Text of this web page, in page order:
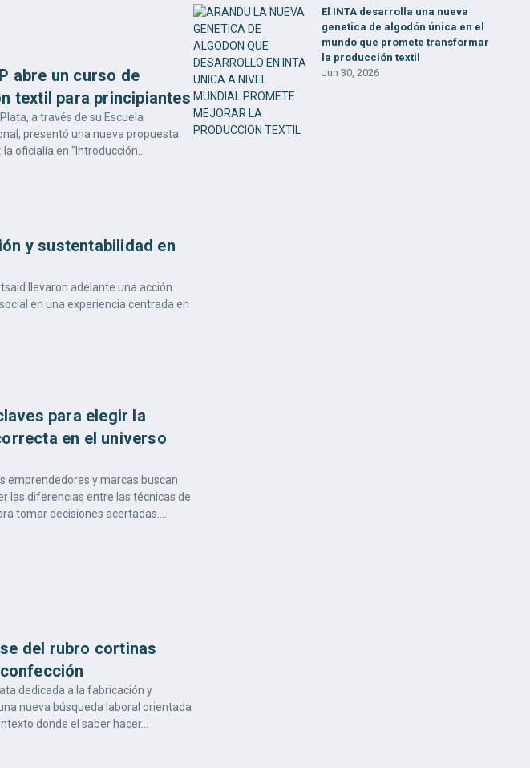
abre un curso de
textil para principiantes
a través de su Escuela
presentó una nueva propuesta
oficialía en “Introducción...
y sustentabilidad en
llevaron adelante una acción
en una experiencia centrada en
para elegir la
en el universo
emprendedores y marcas buscan
las diferencias entre las técnicas de
tomar decisiones acertadas....
del rubro cortinas
dedicada a la fabricación y
nueva búsqueda laboral orientada
donde el saber hacer...
El INTA desarrolla una nueva
genetica de algodón única en el
mundo que promete transformar
la producción textil
Jun 30, 2026